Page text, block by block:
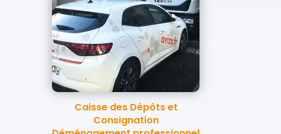
Caisse des Dépôts et
Consignation